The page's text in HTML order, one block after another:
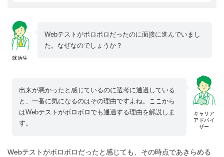
就活生
Webテストがボロボロだったのに面接に進んでいまし
た。なぜなのでしょうか？
キャリア
アドバイ
ザー
出来が悪かったと感じているのに選考に通過している
と、一番に気になるのはその理由ですよね。ここから
はWebテストがボロボロでも通過する理由を解説しま
す。
Webテストがボロボロだったと感じても、その時点であきらめる